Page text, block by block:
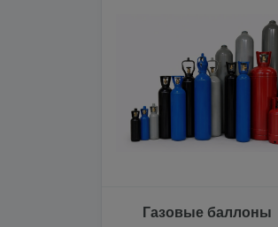
Газовые баллоны